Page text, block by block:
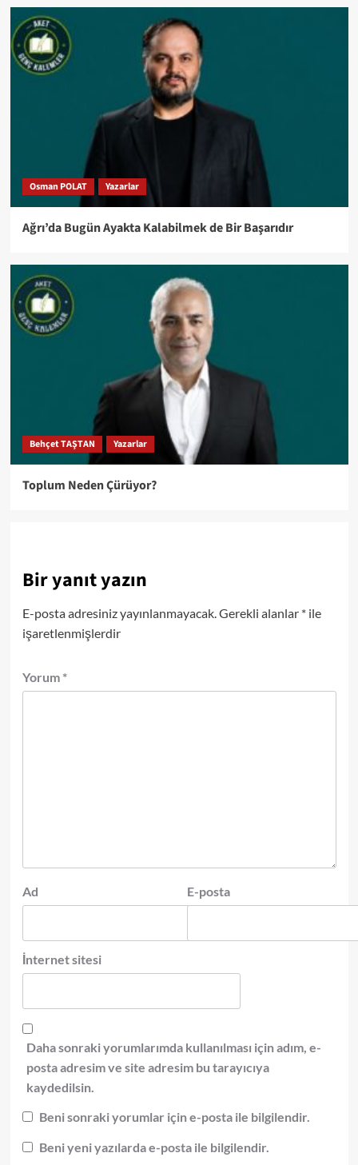
Osman POLAT Yazarlar
Ağrı’da Bugün Ayakta Kalabilmek de Bir Başarıdır
Behçet TAŞTAN Yazarlar
Toplum Neden Çürüyor?
Bir yanıt yazın
E-posta adresiniz yayınlanmayacak.Gerekli alanlar *ile
işaretlenmişlerdir
Yorum *
Ad E-posta
İnternet sitesi
Daha sonraki yorumlarımda kullanılması için adım, e-
posta adresim ve site adresim bu tarayıcıya
kaydedilsin.
Beni sonraki yorumlar için e-posta ile bilgilendir.
Beni yeni yazılarda e-posta ile bilgilendir.